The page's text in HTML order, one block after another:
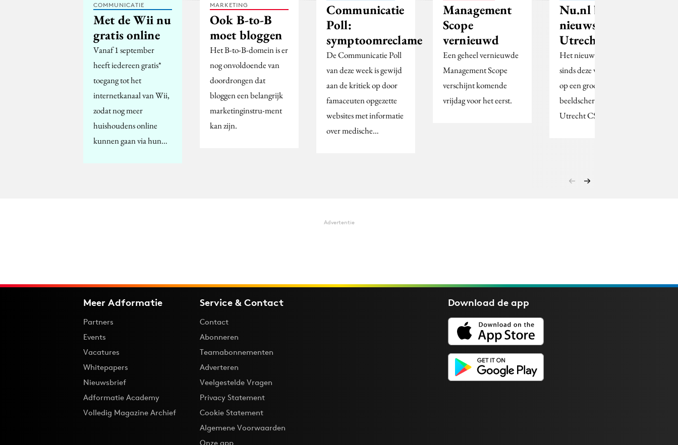
COMMUNICATIE
Met de Wii nu
gratis online
Vanaf 1 september
heeft iedereen gratis*
toegang tot het
internetkanaal van Wii,
zodat nog meer
huishoudens online
kunnen gaan via hun…
MARKETING
Ook B-to-B
moet bloggen
Het B-to-B-domein is er
nog onvoldoende van
doordrongen dat
bloggen een belangrijk
marketinginstru-ment
kan zijn.
Communicatie
Poll:
symptoomreclame
De Communicatie Poll
van deze week is gewijd
aan de kritiek op door
famaceuten opgezette
websites met informatie
over medische…
Management
Scope
vernieuwd
Een geheel vernieuwde
Management Scope
verschijnt komende
vrijdag voor het eerst.
Nu.nl brengt
nieuws op
Utrecht CS
Het nieuws van Nu.nl is
sinds deze week volgen
op een groot
beeldscherm op
Utrecht CS.
Advertentie
Meer Adformatie
Partners
Events
Vacatures
Whitepapers
Nieuwsbrief
Adformatie Academy
Volledig Magazine Archief
Service & Contact
Contact
Abonneren
Teamabonnementen
Adverteren
Veelgestelde Vragen
Privacy Statement
Cookie Statement
Algemene Voorwaarden
Onze app
Download deapp